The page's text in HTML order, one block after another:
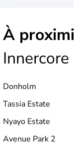
À
Innercore
Donholm
Tassia Estate
Nyayo Estate
Avenue Park 2